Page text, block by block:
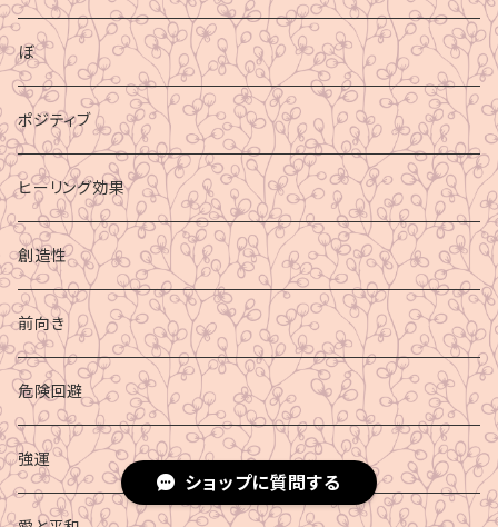
ぼ
ポジティブ
ヒーリング効果
創造性
前向き
危険回避
強運
ショップに質問する